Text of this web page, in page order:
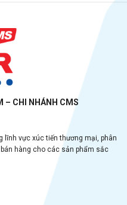
– CHI NHÁNH CMS
lĩnh vực xúc tiến thương mại, phân
hàng cho các sản phẩm sắc